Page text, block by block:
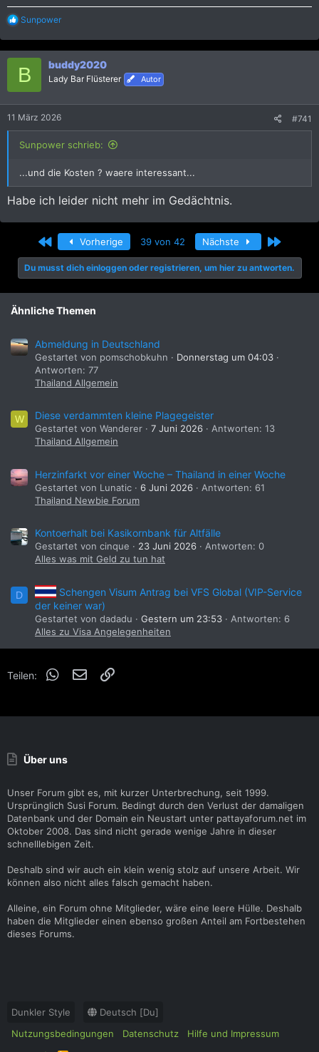
R
a
k
i
n
:
Sunpower
B buddy2020
Lady Bar Flüsterer Autor
11 März 2026 #741
Sunpower schrieb:
...und die Kosten ? waere interessant...
Habe ich leider nicht mehr im Gedächtnis.
Erste Vorherige 39 von 42 Nächste Letzte
Du musst dich einloggen oder registrieren, um hier zu antworten.
Ähnliche Themen
Abmeldung in Deutschland
Gestartet von pomschobkuhn
Donnerstag um 04:03
Antworten: 77
Thailand Allgemein
W Diese verdammten kleine Plagegeister
Gestartet von Wanderer 7 Juni 2026
Antworten: 13
Thailand Allgemein
Herzinfarkt vor einer Woche – Thailand in einer Woche
Gestartet von Lunatic 6 Juni 2026
Antworten: 61
Thailand Newbie Forum
Kontoerhalt bei Kasikornbank für Altfälle
Gestartet von cinque 23 Juni 2026
Antworten: 0
Alles was mit Geld zu tun hat
D
Schengen Visum Antrag bei VFS Global (VIP-Service
der keiner war)
Gestartet von dadadu Gestern um 23:53
Antworten: 6
Alles zu Visa Angelegenheiten
Teilen: WhatsApp
E-Mail
Über uns
Unser Forum gibt es, mit kurzer Unterbrechung, seit 1999.
Ursprünglich Susi Forum. Bedingt durch den Verlust der damaligen
Datenbank und der Domain ein Neustart unter pattayaforum.net im
Oktober 2008. Das sind nicht gerade wenige Jahre in dieser
schnelllebigen Zeit.
Deshalb sind wir auch ein klein wenig stolz auf unsere Arbeit. Wir
können also nicht alles falsch gemacht haben.
Alleine, ein Forum ohne Mitglieder, wäre eine leere Hülle. Deshalb
haben die Mitglieder einen ebenso großen Anteil am Fortbestehen
dieses Forums.
Dunkler Style
Deutsch [Du]
Nutzungsbedingungen
Datenschutz
Hilfe und Impressum